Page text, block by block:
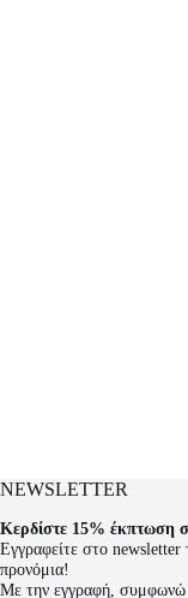
NEWSLETTER
Κερδίστε 15% έκπτωση
Εγγραφείτε στο newsletter
προνόμια!
Με την εγγραφή, συμφωνώ